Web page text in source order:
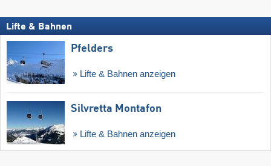
Lifte & Bahnen
Pfelders
Lifte & Bahnen anzeigen
Silvretta Montafon
Lifte & Bahnen anzeigen